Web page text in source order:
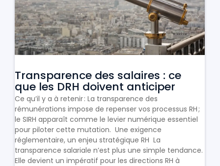
Transparence des salaires : ce
que les DRH doivent anticiper
Ce qu’il y a à retenir : La transparence des
rémunérations impose de repenser vos processus RH ;
le SIRH apparaît comme le levier numérique essentiel
pour piloter cette mutation. Une exigence
réglementaire, un enjeu stratégique RH La
transparence salariale n’est plus une simple tendance.
Elle devient un impératif pour les directions RH à